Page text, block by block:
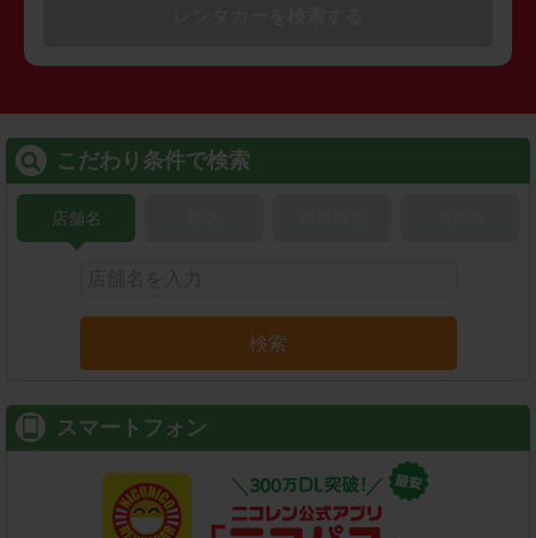
こだわり条件で検索
店舗名
検索
スマートフォン